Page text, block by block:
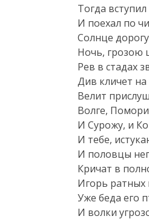
Тогда
И поехал по
Солнце
Ночь, грозою
Рев в стадах
Див кличет на
Велит
Волге,
И Сурожу, и
И тебе,
И половцы
Кричат в
Игорь ратных
Уже беда его